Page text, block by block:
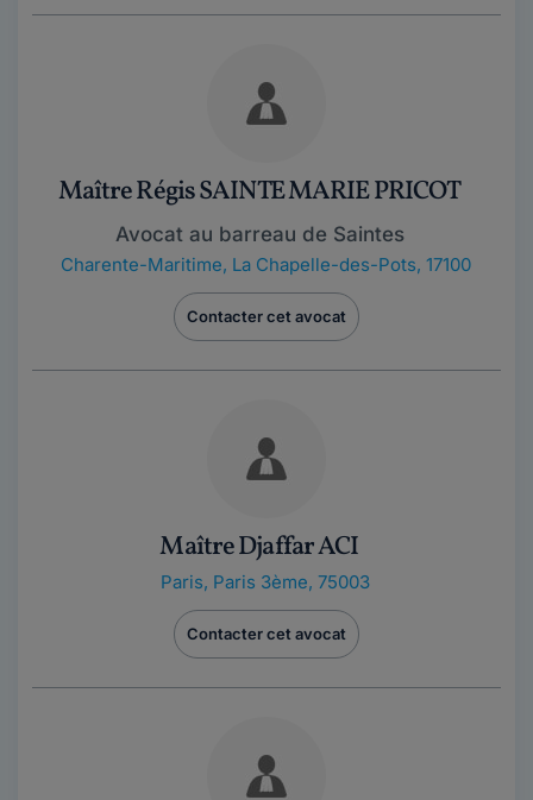
Maître Régis SAINTE MARIE PRICOT
Avocat au barreau de Saintes
Charente-Maritime, La Chapelle-des-Pots, 17100
Contacter cet avocat
Maître Djaffar ACI
Paris, Paris 3ème, 75003
Contacter cet avocat